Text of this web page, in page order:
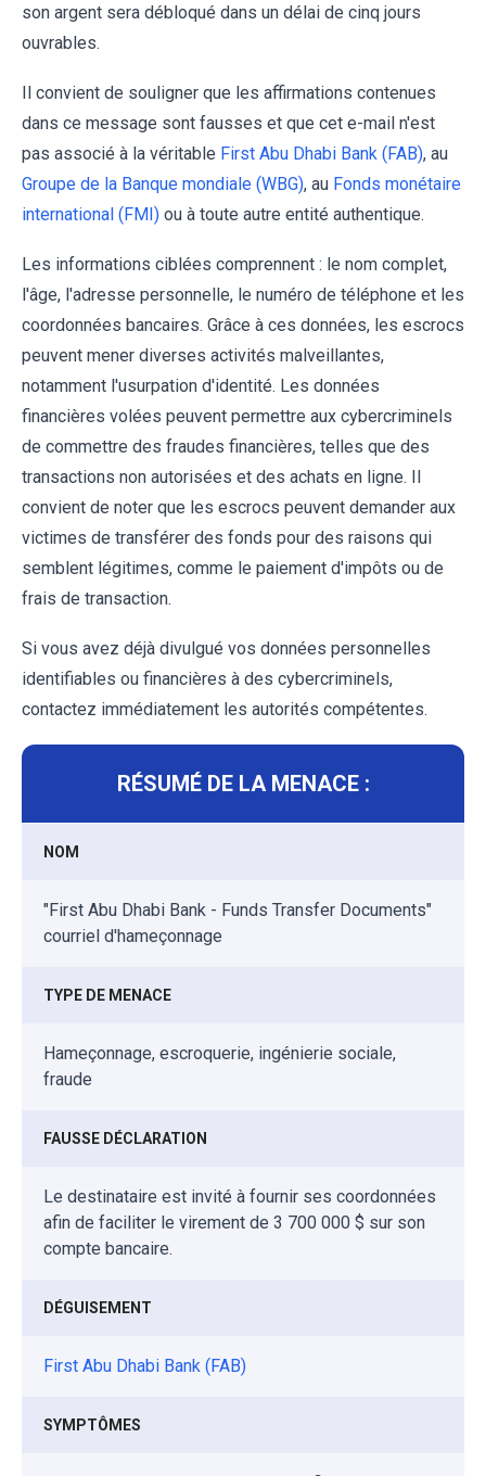
son argent sera débloqué dans un délai de cinq jours
ouvrables.
Il convient de souligner que les affirmations contenues
dans ce message sont fausses et que cet e-mail n'est
pas associé à la véritable First Abu Dhabi Bank (FAB), au
Groupe de la Banque mondiale (WBG), au Fonds monétaire
international (FMI) ou à toute autre entité authentique.
Les informations ciblées comprennent : le nom complet,
l'âge, l'adresse personnelle, le numéro de téléphone et les
coordonnées bancaires. Grâce à ces données, les escrocs
peuvent mener diverses activités malveillantes,
notamment l'usurpation d'identité. Les données
financières volées peuvent permettre aux cybercriminels
de commettre des fraudes financières, telles que des
transactions non autorisées et des achats en ligne. Il
convient de noter que les escrocs peuvent demander aux
victimes de transférer des fonds pour des raisons qui
semblent légitimes, comme le paiement d'impôts ou de
frais de transaction.
Si vous avez déjà divulgué vos données personnelles
identifiables ou financières à des cybercriminels,
contactez immédiatement les autorités compétentes.
RÉSUMÉ DE LA MENACE :
NOM
"First Abu Dhabi Bank - Funds Transfer Documents"
courriel d'hameçonnage
TYPE DE MENACE
Hameçonnage, escroquerie, ingénierie sociale,
fraude
FAUSSE DÉCLARATION
Le destinataire est invité à fournir ses coordonnées
afin de faciliter le virement de 3 700 000 $ sur son
compte bancaire.
DÉGUISEMENT
First Abu Dhabi Bank (FAB)
SYMPTÔMES